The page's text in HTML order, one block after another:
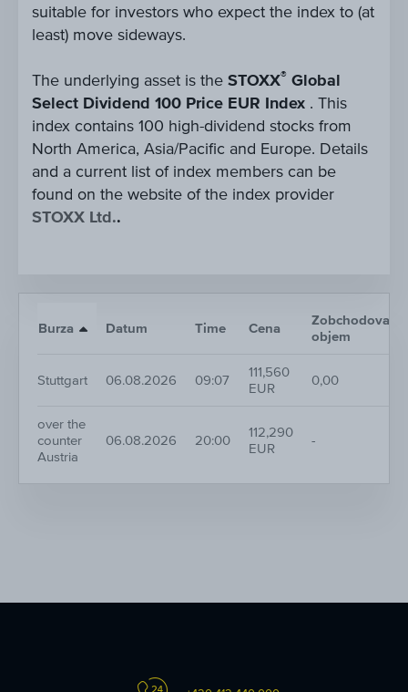
suitable for investors who expect the index to (at
least) move sideways.
The underlying asset is the STOXX® Global
Select Dividend 100 Price EUR Index . This
index contains 100 high-dividend stocks from
North America, Asia/Pacific and Europe. Details
and a current list of index members can be
found on the website of the index provider
STOXX Ltd..
Burza Datum Time Cena
Zobchodovaný
objem
Stuttgart 06.08.2026 09:07
111,560
EUR
0,00
over the
counter
Austria
06.08.2026 20:00
112,290
EUR
-